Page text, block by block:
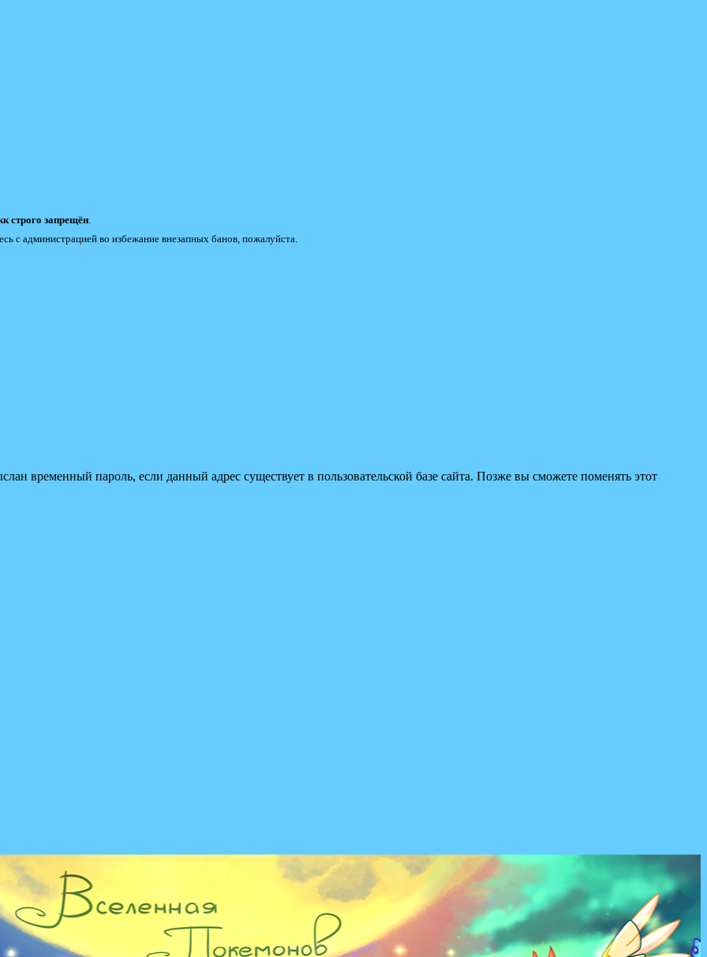
строго запрещён
с администрацией во избежание внезапных банов, пожалуйста.
временный пароль, если данный адрес существует в пользовательской базе сайта. Позже вы сможете поменять этот